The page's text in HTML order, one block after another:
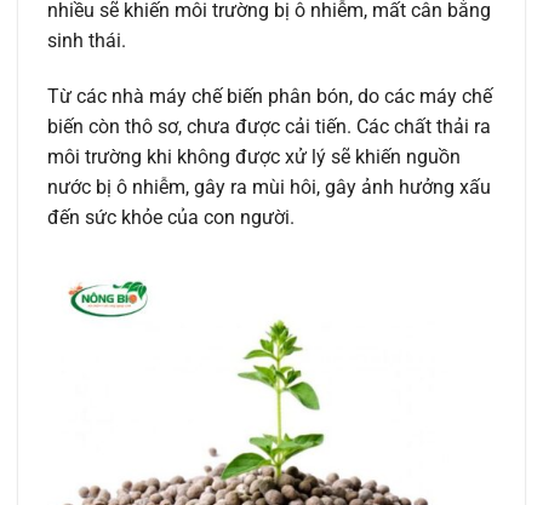
nhiều sẽ khiến môi trường bị ô nhiễm, mất cân bằng
sinh thái.
Từ các nhà máy chế biến phân bón, do các máy chế
biến còn thô sơ, chưa được cải tiến. Các chất thải ra
môi trường khi không được xử lý sẽ khiến nguồn
nước bị ô nhiễm, gây ra mùi hôi, gây ảnh hưởng xấu
đến sức khỏe của con người.